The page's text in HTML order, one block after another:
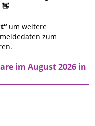
um weitere
zum
im August 2026 in